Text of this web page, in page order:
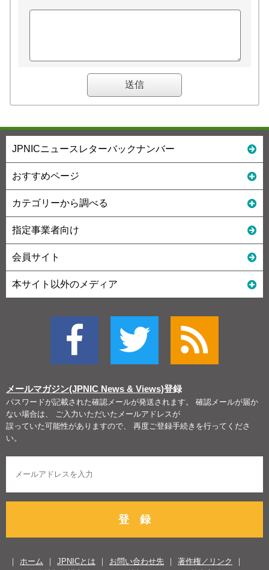
JPNICニュースレターバックナンバー
おすすめページ
カテゴリーから調べる
指定事業者向け
会員サイト
本サイト以外のメディア
メールマガジン(JPNIC News & Views)登録
パスワードが記載された確認メールが発送されます。 確認メールが届か
ない場合は、 ご入力いただいたメールアドレスが
誤っていた可能性がありますので、 再度ご登録手続きを行ってくださ
い。
登 録
ホーム JPNICとは お問い合わせ先
著作権／リンク